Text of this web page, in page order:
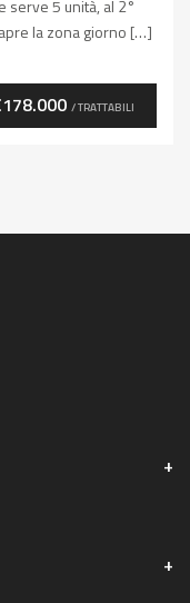
serve 5 unità, al 2°
la zona giorno […]
/ TRATTABILI